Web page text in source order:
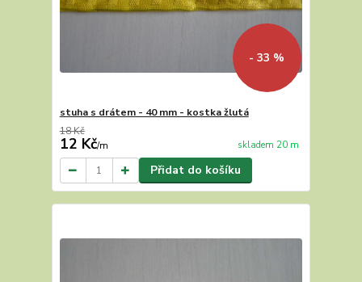
- 33 %
stuha s drátem - 40 mm - kostka žlutá
18 Kč
12 Kč/m skladem 20 m
Přidat do košíku